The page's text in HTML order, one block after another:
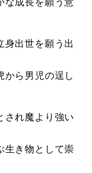
身出世を願う出
から男児の逞し
され魔より強い
生き物として崇